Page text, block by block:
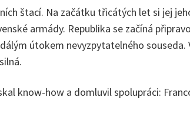
štací. Na začátku třicátých let si jej
armády. Republika se začíná
útokem nevyzpytatelného souseda.
know-how a domluvil spolupráci: